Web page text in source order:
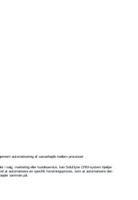
automatisering af samarbejde mellem processer
i salg, marketing eller kundeservice, kan SoluDyne CRM-system hjælpe
at automatisere en specifik forretningsproces, som at automatisere den
sammen på.